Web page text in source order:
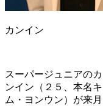
カンイン
スーパージュニアのカ
ンイン（２５、本名キ
ム・ヨンウン）が来月